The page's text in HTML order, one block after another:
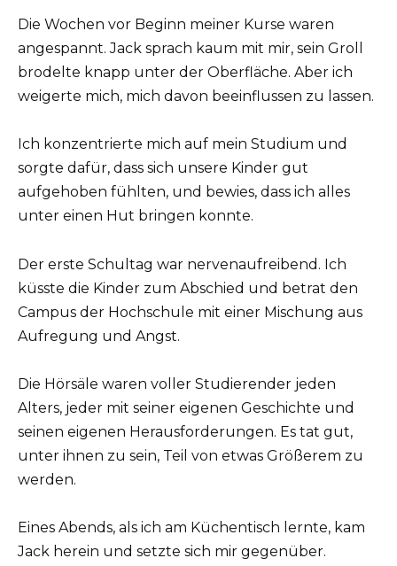
Die Wochen vor Beginn meiner Kurse waren
angespannt. Jack sprach kaum mit mir, sein Groll
brodelte knapp unter der Oberfläche. Aber ich
weigerte mich, mich davon beeinflussen zu lassen.
Ich konzentrierte mich auf mein Studium und
sorgte dafür, dass sich unsere Kinder gut
aufgehoben fühlten, und bewies, dass ich alles
unter einen Hut bringen konnte.
Der erste Schultag war nervenaufreibend. Ich
küsste die Kinder zum Abschied und betrat den
Campus der Hochschule mit einer Mischung aus
Aufregung und Angst.
Die Hörsäle waren voller Studierender jeden
Alters, jeder mit seiner eigenen Geschichte und
seinen eigenen Herausforderungen. Es tat gut,
unter ihnen zu sein, Teil von etwas Größerem zu
werden.
Eines Abends, als ich am Küchentisch lernte, kam
Jack herein und setzte sich mir gegenüber.